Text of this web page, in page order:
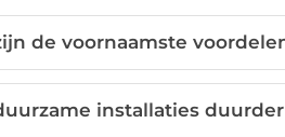
de voornaamste
installaties